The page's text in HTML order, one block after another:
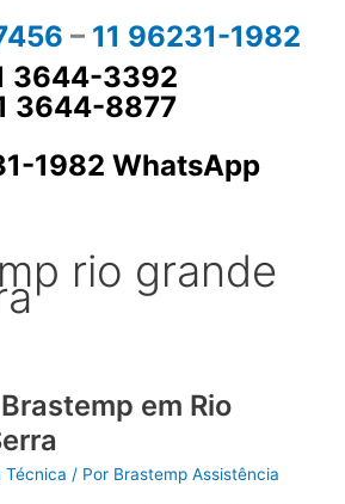
– 11 96231-1982
3644-3392
3644-8877
1982 WhatsApp
rio grande
em Rio
Técnica / Por Brastemp Assistência